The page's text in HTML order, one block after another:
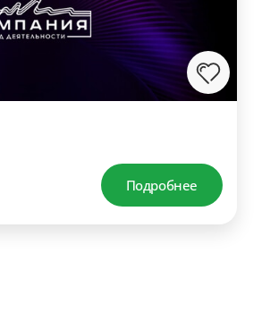
Подробнее